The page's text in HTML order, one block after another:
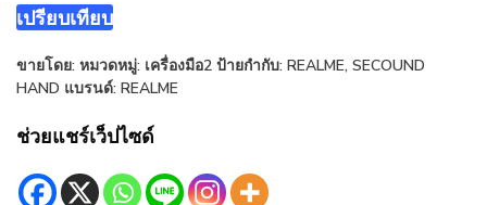
เปรียบเทียบ
ขายโดย: หมวดหมู่: เครื่องมือ2 ป้ายกำกับ: REALME, SECOUND
HAND แบรนด์: REALME
ช่วยแชร์เว็ปไซด์